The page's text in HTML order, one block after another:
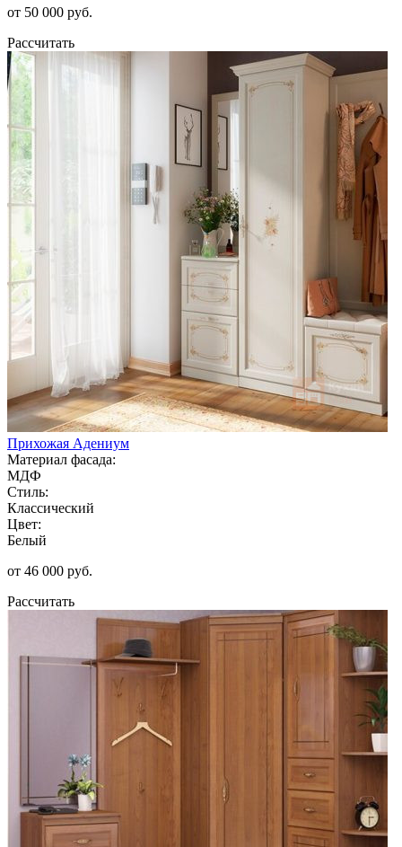
от 50 000 руб.
Рассчитать
Прихожая Адениум
Материал фасада:
МДФ
Стиль:
Классический
Цвет:
Белый
от 46 000 руб.
Рассчитать